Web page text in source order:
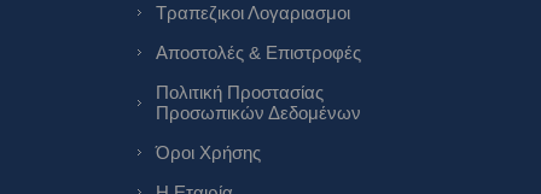
Τραπεζικοι Λογαριασμοι
Αποστολές & Επιστροφές
Πολιτική Προστασίας
Προσωπικών Δεδομένων
Όροι Χρήσης